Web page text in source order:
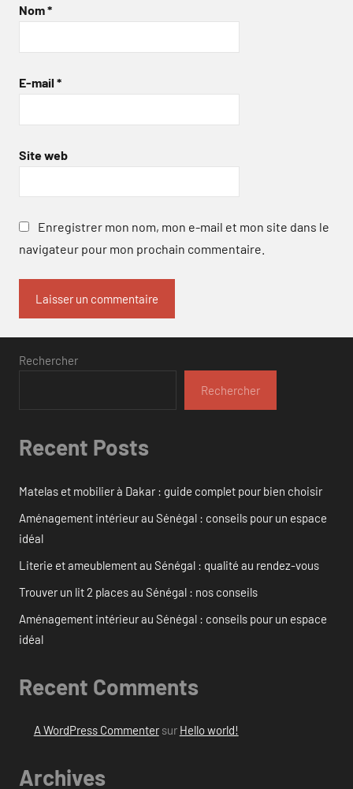
Nom*
E-mail *
Site web
Enregistrer mon nom, mon e-mail et mon site dans le
navigateur pour mon prochain commentaire.
Rechercher
Rechercher
Recent Posts
Matelas et mobilier à Dakar : guide complet pour bien choisir
Aménagement intérieur au Sénégal : conseils pour un espace
idéal
Literie et ameublement au Sénégal : qualité au rendez-vous
Trouver un lit 2 places au Sénégal : nos conseils
Aménagement intérieur au Sénégal : conseils pour un espace
idéal
Recent Comments
A WordPress Commentersur Hello world!
Archives